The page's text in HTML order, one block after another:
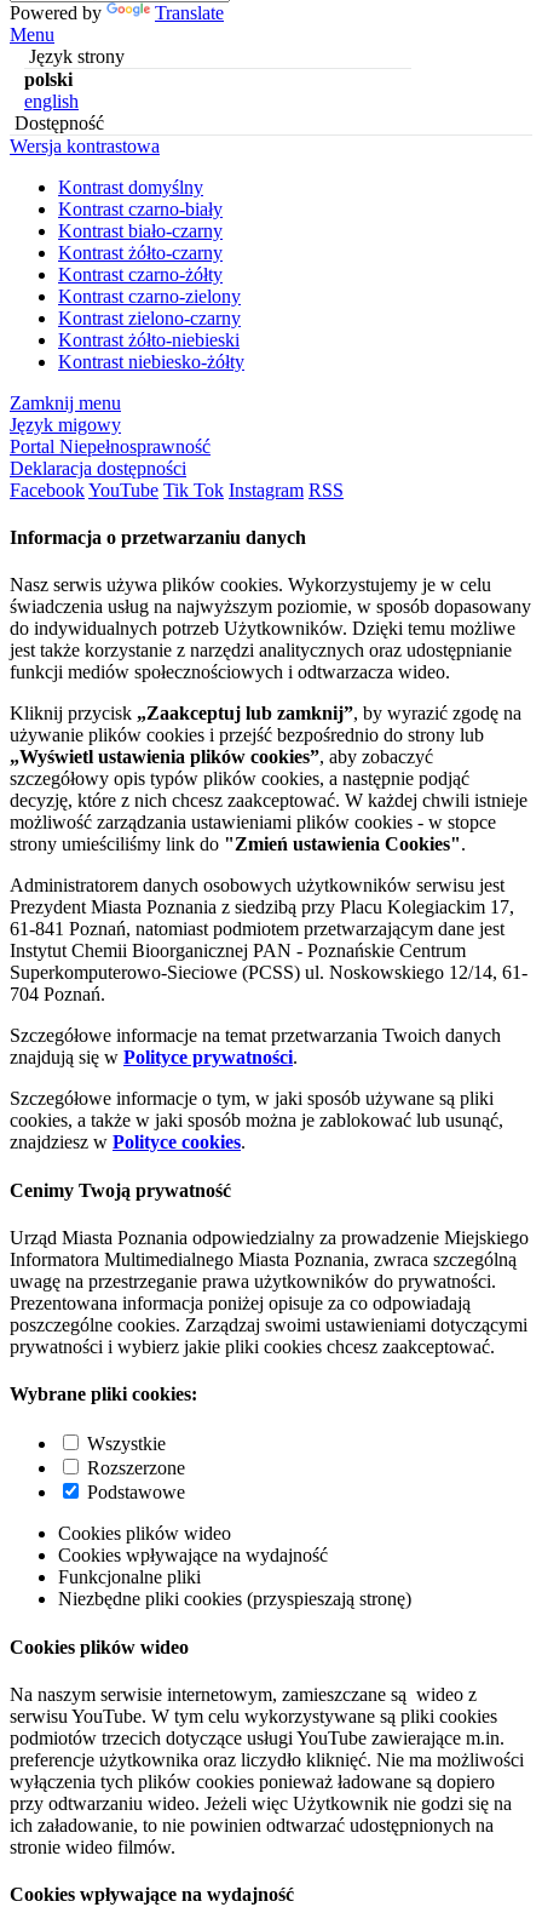
Powered by
Translate
Menu
Język strony
polski
english
Dostępność
Wersja kontrastowa
Kontrast domyślny
Kontrast czarno-biały
Kontrast biało-czarny
Kontrast żółto-czarny
Kontrast czarno-żółty
Kontrast czarno-zielony
Kontrast zielono-czarny
Kontrast żółto-niebieski
Kontrast niebiesko-żółty
Zamknij menu
Język migowy
Portal Niepełnosprawność
Deklaracja dostępności
FacebookYouTube Tik Tok Instagram RSS
Informacja o przetwarzaniu danych
Nasz serwis używa plików cookies. Wykorzystujemy je w celu
świadczenia usług na najwyższym poziomie, w sposób dopasowany
do indywidualnych potrzeb Użytkowników. Dzięki temu możliwe
jest także korzystanie z narzędzi analitycznych oraz udostępnianie
funkcji mediów społecznościowych i odtwarzacza wideo.
Kliknij przycisk „Zaakceptuj lub zamknij”, by wyrazić zgodę na
używanie plików cookies i przejść bezpośrednio do strony lub
„Wyświetl ustawienia plików cookies”, aby zobaczyć
szczegółowy opis typów plików cookies, a następnie podjąć
decyzję, które z nich chcesz zaakceptować. W każdej chwili istnieje
możliwość zarządzania ustawieniami plików cookies - w stopce
strony umieściliśmy link do "Zmień ustawienia Cookies".
Administratorem danych osobowych użytkowników serwisu jest
Prezydent Miasta Poznania z siedzibą przy Placu Kolegiackim 17,
61-841 Poznań, natomiast podmiotem przetwarzającym dane jest
Instytut Chemii Bioorganicznej PAN - Poznańskie Centrum
Superkomputerowo-Sieciowe (PCSS) ul. Noskowskiego 12/14, 61-
704 Poznań.
Szczegółowe informacje na temat przetwarzania Twoich danych
znajdują się w Polityce prywatności.
Szczegółowe informacje o tym, w jaki sposób używane są pliki
cookies, a także w jaki sposób można je zablokować lub usunąć,
znajdziesz w Polityce cookies.
Cenimy Twoją prywatność
Urząd Miasta Poznania odpowiedzialny za prowadzenie Miejskiego
Informatora Multimedialnego Miasta Poznania, zwraca szczególną
uwagę na przestrzeganie prawa użytkowników do prywatności.
Prezentowana informacja poniżej opisuje za co odpowiadają
poszczególne cookies. Zarządzaj swoimi ustawieniami dotyczącymi
prywatności i wybierz jakie pliki cookies chcesz zaakceptować.
Wybrane pliki cookies:
Wszystkie
Rozszerzone
Podstawowe
Cookies plików wideo
Cookies wpływające na wydajność
Funkcjonalne pliki
Niezbędne pliki cookies (przyspieszają stronę)
Cookies plików wideo
Na naszym serwisie internetowym, zamieszczane są wideo z
serwisu YouTube. W tym celu wykorzystywane są pliki cookies
podmiotów trzecich dotyczące usługi YouTube zawierające m.in.
preferencje użytkownika oraz liczydło kliknięć. Nie ma możliwości
wyłączenia tych plików cookies ponieważ ładowane są dopiero
przy odtwarzaniu wideo. Jeżeli więc Użytkownik nie godzi się na
ich załadowanie, to nie powinien odtwarzać udostępnionych na
stronie wideo filmów.
Cookies wpływające na wydajność